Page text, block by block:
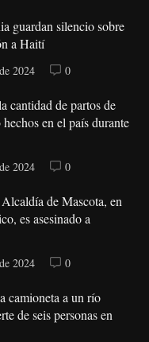
guardan silencio sobre
a Haití
2024 0
cantidad de partos de
en el país durante
2024 0
de Mascota, en
es asesinado a
2024 0
camioneta a un río
de seis personas en